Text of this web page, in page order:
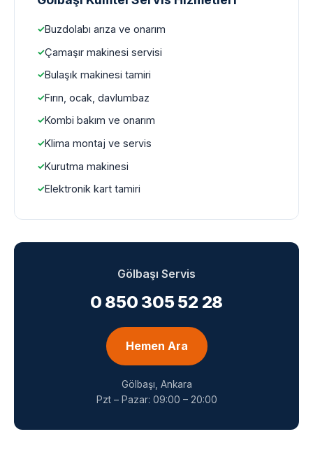
Buzdolabı arıza ve onarım
Çamaşır makinesi servisi
Bulaşık makinesi tamiri
Fırın, ocak, davlumbaz
Kombi bakım ve onarım
Klima montaj ve servis
Kurutma makinesi
Elektronik kart tamiri
Gölbaşı Servis
0 850 305 52 28
Hemen Ara
Gölbaşı, Ankara
Pzt – Pazar: 09:00 – 20:00